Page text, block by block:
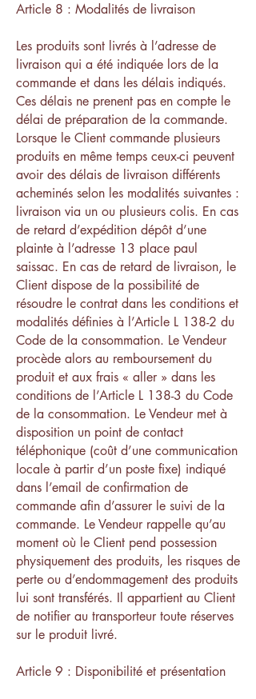
Article 8 : Modalités de livraison
Les produits sont livrés à l’adresse de
livraison qui a été indiquée lors de la
commande et dans les délais indiqués.
Ces délais ne prenent pas en compte le
délai de préparation de la commande.
Lorsque le Client commande plusieurs
produits en même temps ceux-ci peuvent
avoir des délais de livraison différents
acheminés selon les modalités suivantes :
livraison via un ou plusieurs colis. En cas
de retard d’expédition dépôt d’une
plainte à l’adresse 13 place paul
saissac. En cas de retard de livraison, le
Client dispose de la possibilité de
résoudre le contrat dans les conditions et
modalités définies à l’Article L 138-2 du
Code de la consommation. Le Vendeur
procède alors au remboursement du
produit et aux frais « aller » dans les
conditions de l’Article L 138-3 du Code
de la consommation. Le Vendeur met à
disposition un point de contact
téléphonique (coût d’une communication
locale à partir d’un poste fixe) indiqué
dans l’email de confirmation de
commande afin d’assurer le suivi de la
commande. Le Vendeur rappelle qu’au
moment où le Client pend possession
physiquement des produits, les risques de
perte ou d’endommagement des produits
lui sont transférés. Il appartient au Client
de notifier au transporteur toute réserves
sur le produit livré.
Article 9 : Disponibilité et présentation